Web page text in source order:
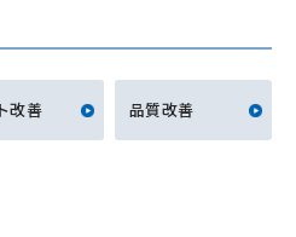
改善 品質改善